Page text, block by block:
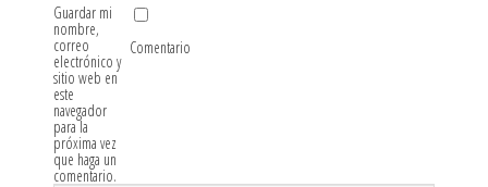
Guardar mi
nombre,
correo
electrónico y
sitio web en
este
navegador
para la
próxima vez
que haga un
comentario.
Comentario